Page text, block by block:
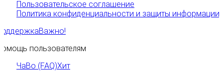
Пользовательское соглашение
Политика конфиденциальности и защиты информации
Важно!
пользователям
ЧаВо (FAQ)Хит